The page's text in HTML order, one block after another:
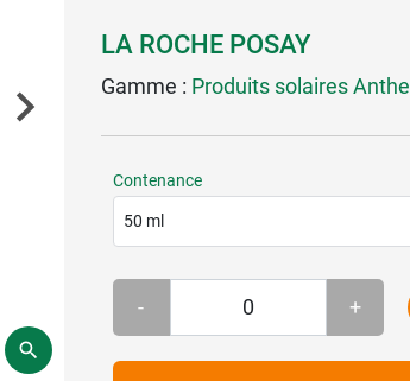
LA ROCHE POSAY
Gamme : Produits solaires
Contenance
50 ml
- +